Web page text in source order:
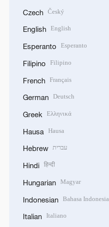
Czech Český
English English
Esperanto Esperanto
Filipino Filipino
French Français
German Deutsch
Greek Ελληνικά
Hausa Hausa
Hebrew עברית
Hindi हिन्दी
Hungarian Magyar
Indonesian Bahasa Indonesia
Italian Italiano